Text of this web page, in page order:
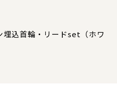
込首輪・リードset（ホワ